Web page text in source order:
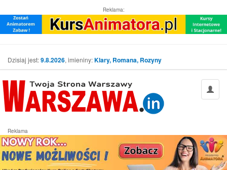
Reklama:
Dzisiaj jest:9.8.2026, imieniny:Klary, Romana, Rozyny
Reklama